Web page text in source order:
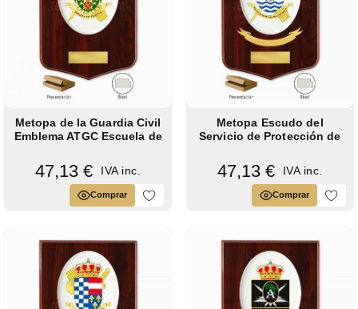
Metopa de la Guardia Civil
Emblema ATGC Escuela de
47,13 € IVA inc.
Comprar
Metopa Escudo del
Servicio de Protección de
47,13 € IVA inc.
Comprar